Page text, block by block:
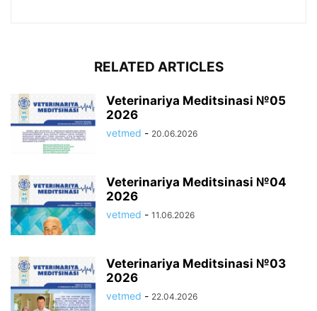
RELATED ARTICLES
Veterinariya Meditsinasi №05
2026
vetmed - 20.06.2026
Veterinariya Meditsinasi №04
2026
vetmed - 11.06.2026
Veterinariya Meditsinasi №03
2026
vetmed - 22.04.2026